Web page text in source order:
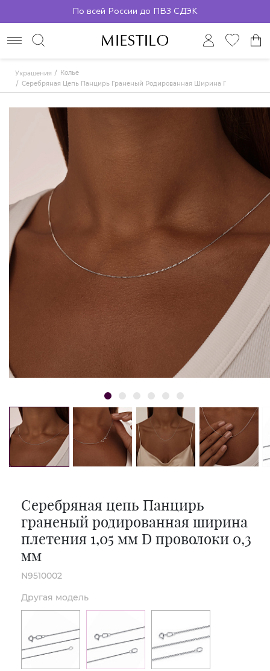
По всей России до ПВЗ СДЭК
Украшения
Колье
Серебряная Цепь Панцирь Граненый Родированная Ширина Плетения
Серебряная цепь Панцирь
граненый родированная ширина
плетения 1,05 мм D проволоки 0,3
мм
N9510002
Другая модель